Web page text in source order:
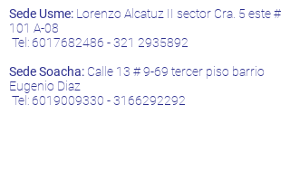
Sede Usme: Lorenzo Alcatuz II sector Cra. 5 este #
101 A-08
Tel:6017682486 - 321 2935892
Sede Soacha: Calle 13 # 9-69 tercer piso barrio
Eugenio Diaz
Tel:6019009330 -3166292292